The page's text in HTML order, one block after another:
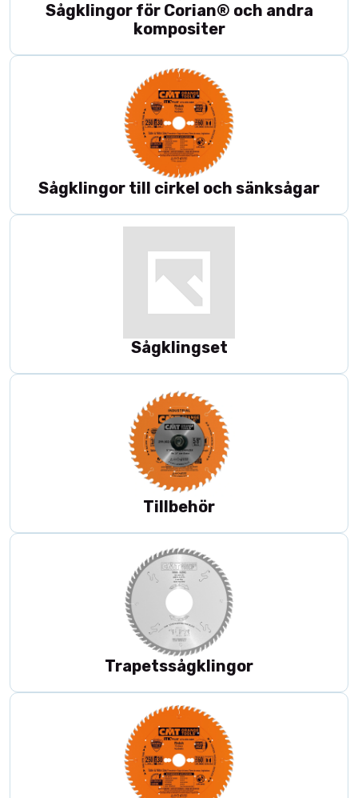
Sågklingor för Corian® och andra
kompositer
Sågklingor till cirkel och sänksågar
Sågklingset
Tillbehör
Trapetssågklingor